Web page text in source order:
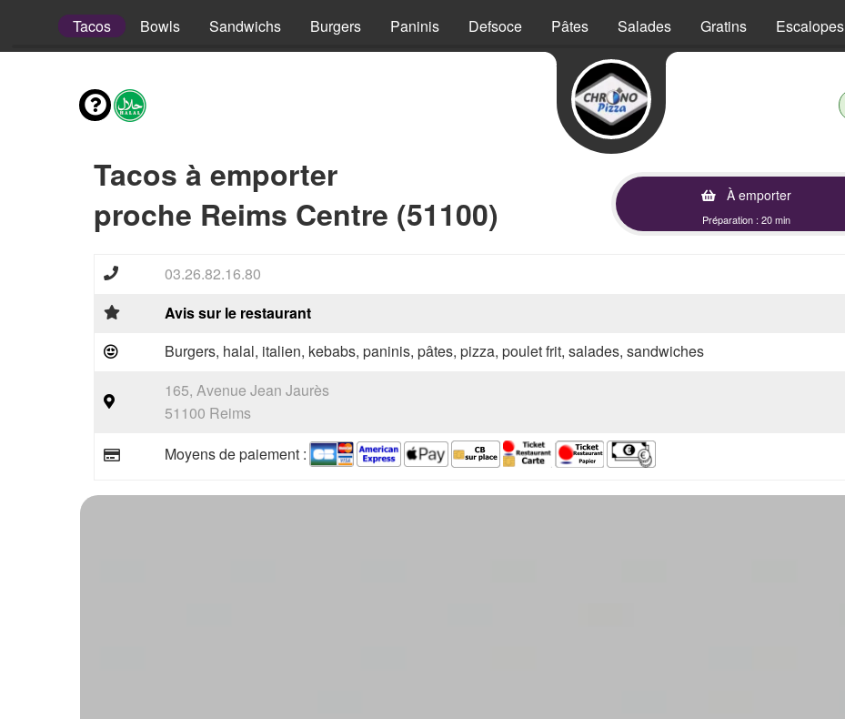
Tacos Bowls Sandwichs Burgers Paninis Defsoce Pâtes Salades Gratins Escalopes
Tacos à emporter
proche Reims Centre (51100)
À emporter
Préparation : 20 min
03.26.82.16.80
Avis sur le restaurant
Burgers, halal, italien, kebabs, paninis, pâtes, pizza, poulet frit, salades, sandwiches
165, Avenue Jean Jaurès
51100 Reims
Moyens de paiement :